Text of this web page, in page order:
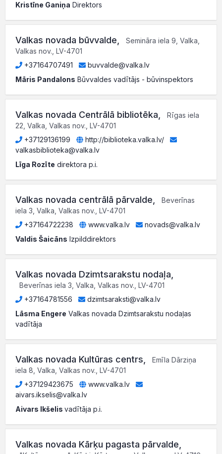
Kristīne Ganiņa Direktors
Valkas novada būvvalde
Semināra iela 9, Valka,
Valkas nov., LV-4701
+37164707491
buvvalde@valka.lv
Māris Pandalons Būvvaldes vadītājs - būvinspektors
Valkas novada Centrālā bibliotēka
Rīgas iela
22, Valka, Valkas nov., LV-4701
+37129136199
http://biblioteka.valka.lv/
valkasbiblioteka@valka.lv
Līga Rozīte direktora p.i.
Valkas novada centrālā pārvalde
Beverīnas
iela 3, Valka, Valkas nov., LV-4701
+37164722238
www.valka.lv
novads@valka.lv
Valdis Šaicāns Izpilddirektors
Valkas novada Dzimtsarakstu nodaļa
Beverīnas iela 3, Valka, Valkas nov., LV-4701
+37164781556
dzimtsaraksti@valka.lv
Lāsma Engere Valkas novada Dzimtsarakstu nodaļas
vadītāja
Valkas novada Kultūras centrs
Emīla Dārziņa
iela 8, Valka, Valkas nov., LV-4701
+37129423675
www.valka.lv
aivars.ikselis@valka.lv
Aivars Ikšelis vadītāja p.i.
Valkas novada Kārķu pagasta pārvalde